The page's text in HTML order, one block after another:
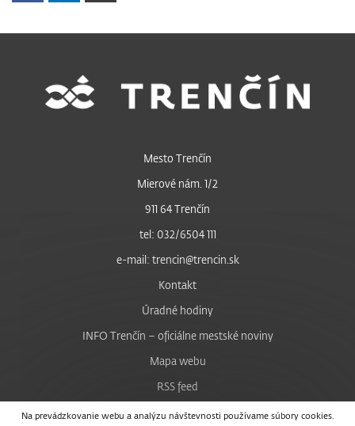
Na prevádzkovanie webu a analýzu návštevnosti používame súbory cookies.
Mesto Trenčín
Mierové nám. 1/2
911 64 Trenčín
tel: 032/6504 111
e-mail: trencin@trencin.sk
Kontakt
Úradné hodiny
INFO Trenčín – oficiálne mestské noviny
Mapa webu
RSS feed
Nastavenie cookies